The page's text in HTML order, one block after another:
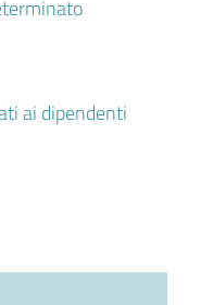
ai dipendenti